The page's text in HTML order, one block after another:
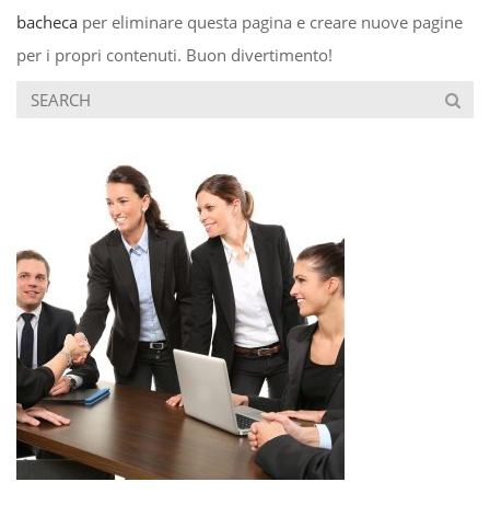
bacheca per eliminare questa pagina e creare nuove pagine
per i propri contenuti. Buon divertimento!